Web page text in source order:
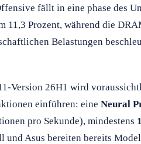
fällt in eine phase des
11,3 Prozent, während die
Belastungen
Version 26H1 wird
einführen: eine Neural
pro Sekunde), mindestens
und Asus bereiten bereits